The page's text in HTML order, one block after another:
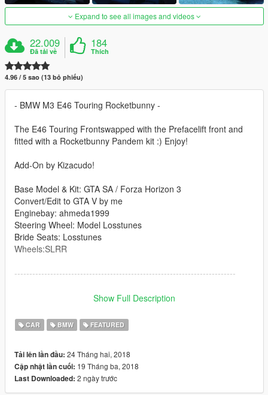
Expand to see all images and videos
22.009
Đã tải về
184
Thích
4.96 / 5 sao (13 bỏ phiếu)
- BMW M3 E46 Touring Rocketbunny -
The E46 Touring Frontswapped with the Prefacelift front and
fitted with a Rocketbunny Pandem kit :) Enjoy!
Add-On by Kizacudo!
Base Model & Kit: GTA SA / Forza Horizon 3
Convert/Edit to GTA V by me
Enginebay: ahmeda1999
Steering Wheel: Model Losstunes
Bride Seats: Losstunes
Wheels:SLRR
--------------------------------------------------------------------------
Front Japanese Glowing Plate(Extra_2)
Rollcage(Extra_1)
Working Dials
--------------------------------------------------------------------------
Show Full Description
CAR BMW FEATURED
Tải lên lần đầu: 24 Tháng hai, 2018
Cập nhật lần cuối: 19 Tháng ba, 2018
Last Downloaded: 2 ngày trước